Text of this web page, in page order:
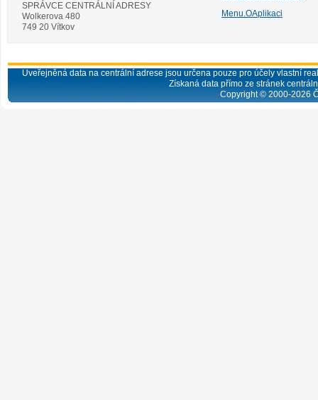
SPRÁVCE CENTRÁLNÍ ADRESY
Wolkerova 480
749 20 Vítkov
Menu.OAplikaci
Uveřejněná data na centrální adrese jsou určena pouze pro účely vlastní
Získaná data přímo ze stránek
Copyright © 2000-2026